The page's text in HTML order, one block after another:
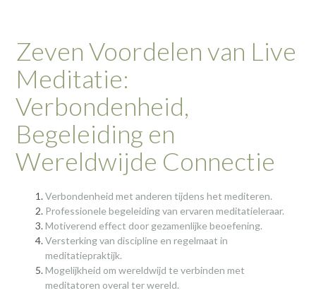
Zeven Voordelen van Live
Meditatie:
Verbondenheid,
Begeleiding en
Wereldwijde Connectie
Verbondenheid met anderen tijdens het mediteren.
Professionele begeleiding van ervaren meditatieleraar.
Motiverend effect door gezamenlijke beoefening.
Versterking van discipline en regelmaat in
meditatiepraktijk.
Mogelijkheid om wereldwijd te verbinden met
meditatoren overal ter wereld.